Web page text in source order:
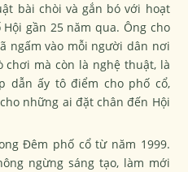
bài chòi và gắn bó với hoạt
gần 25 năm qua. Ông cho
ngấm vào mỗi người dân nơi
chơi mà còn là nghệ thuật, là
dẫn ấy tô điểm cho phố cổ,
những ai đặt chân đến Hội
Đêm phố cổ từ năm 1999.
ngừng sáng tạo, làm mới